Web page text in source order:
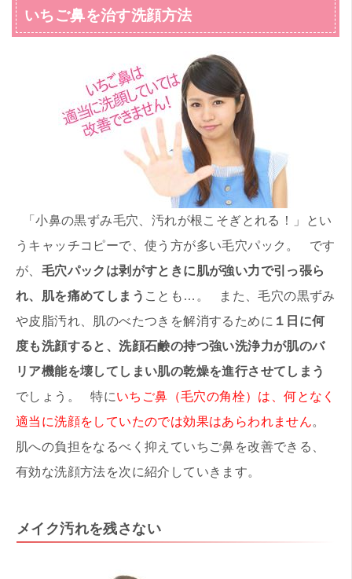
いちご鼻を治す洗顔方法
「小鼻の黒ずみ毛穴、汚れが根こそぎとれる！」とい
うキャッチコピーで、使う方が多い毛穴パック。 です
が、 毛穴パックは剥がすときに肌が強い力で引っ張ら
れ、肌を痛めてしまう ことも…。 また、毛穴の黒ずみ
や皮脂汚れ、肌のべたつきを解消するために １日に何
度も洗顔すると、洗顔石鹸の持つ強い洗浄力が肌のバ
リア機能を壊してしまい肌の乾燥を進行させてしまう
でしょう。 特にいちご鼻（毛穴の角栓）は、何となく
適当に洗顔をしていたのでは効果はあらわれません。
肌への負担をなるべく抑えていちご鼻を改善できる、
有効な洗顔方法を次に紹介していきます。
メイク汚れを残さない